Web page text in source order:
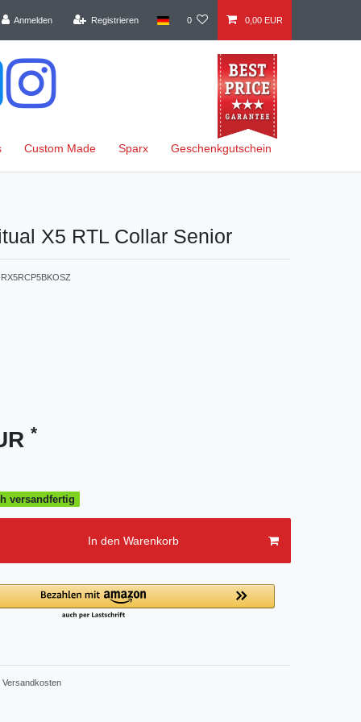
Anmelden Registrieren 0 0,00 EUR
Custom Made Sparx Geschenkgutschein
X5 RTL Collar Senior
*
versandfertig
In den Warenkorb
Versandkosten